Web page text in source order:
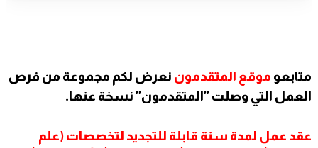
متابعو موقع المتقدمون نعرض لكم مجموعة من فرص
العمل التي وصلت "المتقدمون" نسخة عنها.
عقد عمل لمدة سنة قابلة للتجديد لتخصصات (علم